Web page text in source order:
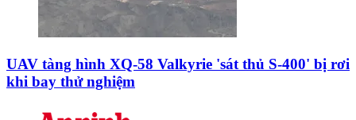
UAV tàng hình XQ-58 Valkyrie 'sát thủ S-400' bị rơi
khi bay thử nghiệm